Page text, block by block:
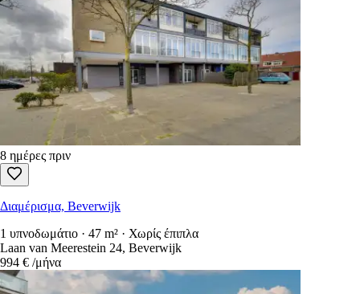
8 ημέρες πριν
Διαμέρισμα, Beverwijk
1 υπνοδωμάτιο · 47 m² · Χωρίς έπιπλα
Laan van Meerestein 24, Beverwijk
994 € /μήνα